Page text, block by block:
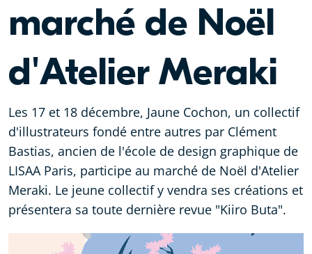
marché de Noël
d'Atelier Meraki
Les 17 et 18 décembre, Jaune Cochon, un collectif
d'illustrateurs fondé entre autres par Clément
Bastias, ancien de l'école de design graphique de
LISAA Paris, participe au marché de Noël d'Atelier
Meraki. Le jeune collectif y vendra ses créations et
présentera sa toute dernière revue "Kiiro Buta".